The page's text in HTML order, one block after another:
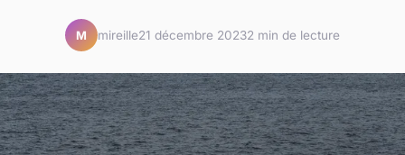
M mireille21 décembre 20232 min de lecture